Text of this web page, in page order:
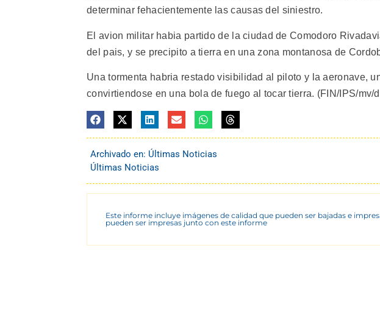
determinar fehacientemente las causas del siniestro.
El avion militar habia partido de la ciudad de Comodoro
del pais, y se precipito a tierra en una zona montanosa de
Una tormenta habria restado visibilidad al piloto y la aeronave,
convirtiendose en una bola de fuego al tocar tierra. (FIN/IPS/mv/
Archivado en: Últimas Noticias
Últimas Noticias
Este informe incluye imágenes de calidad que pueden ser bajadas e
pueden ser impresas junto con este informe